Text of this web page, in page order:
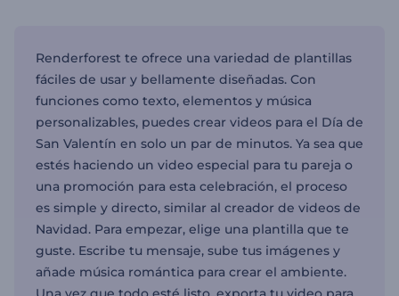
Renderforest te ofrece una variedad de plantillas
fáciles de usar y bellamente diseñadas. Con
funciones como texto, elementos y música
personalizables, puedes crear videos para el Día de
San Valentín en solo un par de minutos. Ya sea que
estés haciendo un video especial para tu pareja o
una promoción para esta celebración, el proceso
es simple y directo, similar al creador de videos de
Navidad. Para empezar, elige una plantilla que te
guste. Escribe tu mensaje, sube tus imágenes y
añade música romántica para crear el ambiente.